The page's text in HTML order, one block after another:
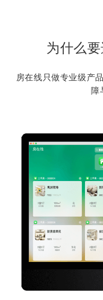
为什么
房在线只做专业级产
障